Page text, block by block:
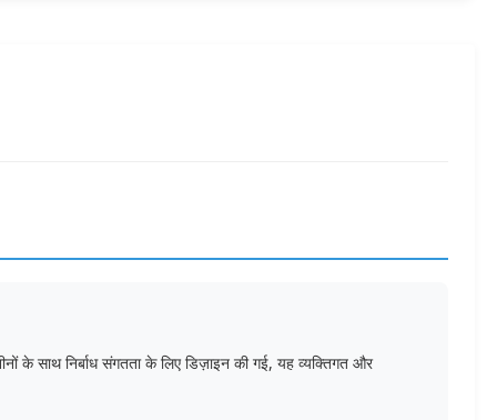
के साथ निर्बाध संगतता के लिए डिज़ाइन की गई, यह व्यक्तिगत और